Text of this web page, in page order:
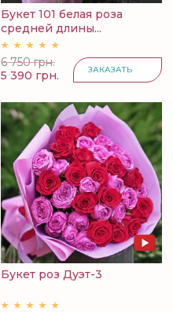
Букет 101 белая роза
средней длины...
6 750 грн.
5 390 грн.
ЗАКАЗАТЬ
Букет роз Дуэт-3